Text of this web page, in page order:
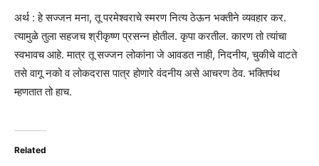
अर्थ : हे सज्जन मना, तू परमेश्वराचे स्मरण नित्य ठेऊन भक्तीने व्यवहार कर.
त्यामुळे तुला सहजच श्रीकृष्ण प्रसन्न होतील. कृपा करतील. कारण तो त्यांचा
स्वभावच आहे. मात्र तू सज्जन लोकांना जे आवडत नाही, निदनीय, चुकीचे वाटते
तसे वागू नको व लोकदरास पात्र होणारे वंदनीय असे आचरण ठेव. भक्तिपंथ
म्हणतात तो हाच.
Related